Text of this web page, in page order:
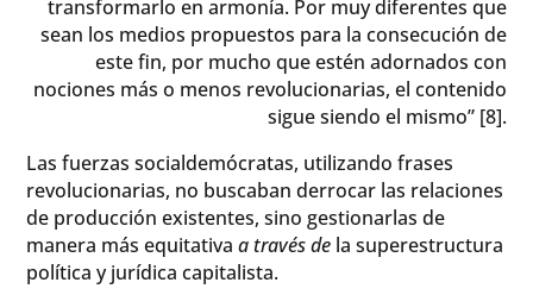
transformarlo en armonía. Por muy diferentes que
sean los medios propuestos para la consecución de
este fin, por mucho que estén adornados con
nociones más o menos revolucionarias, el contenido
sigue siendo el mismo” [8].
Las fuerzas socialdemócratas, utilizando frases
revolucionarias, no buscaban derrocar las relaciones
de producción existentes, sino gestionarlas de
manera más equitativaa través de la superestructura
política y jurídica capitalista.